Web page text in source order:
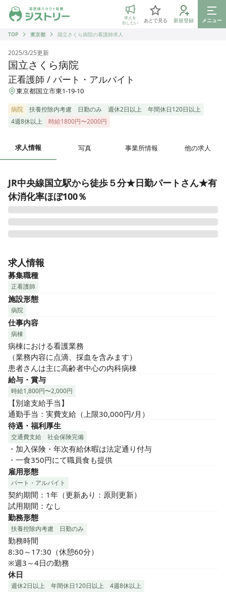
ジストリー 看護師の転職マッチング
求人を
出したい
あとで見る 新規登録
メニュー
TOP
東京都 国立さくら病院の看護師求人
2025/3/25更新
国立さくら病院
正看護師 / パート・アルバイト
東京都国立市東1-19-10
病院 扶養控除内考慮 日勤のみ 週休2日以上
年間休日120日以上
4週8休以上
時給1800円〜2000円
求人情報 写真 事業所情報 他の求人
JR中央線国立駅から徒歩５分★日勤パートさん★有
休消化率ほぼ100％
て開院いたしました。以来、地域の皆さまの健康をお守りし
てきました。
多様化するニーズや患者さま数の増加に対応するため増築・
増床を行い、2005年6月より「国立さくら病院」として急性
期疾患を抱える患者様に対して、総合的な診療を行っていま
す。
病棟は一般内科病棟で患者さんは高齢者が中心です。
日本手外科学会認定の専門医による「手外科」や経鼻内視
鏡、体外衝撃波結石破砕装置（ESWL）の導入なども特徴的で
す。また人工透析や在宅訪問診療にも力を入れていれてお
り、地域医療への貢献を深めています。
日勤のみなのでプライベートとの両立もしやすい環境です。
事前見学をご希望の方も歓迎です。ご応募お待ちしていま
す。
求人情報
募集職種
正看護師
施設形態
病院
仕事内容
病棟
病棟における看護業務
（業務内容に点滴、採血を含みます）
患者さんは主に高齢者中心の内科病棟
給与・賞与
時給1,800円〜2,000円
【別途支給手当】
通勤手当：実費支給（上限30,000円/月）
待遇・福利厚生
交通費支給 社会保険完備
・加入保険・年次有給休暇は法定通り付与
・一食350円にて職員食も提供
雇用形態
パート・アルバイト
契約期間：1年（更新あり：原則更新）
試用期間：なし
勤務形態
扶養控除内考慮 日勤のみ
勤務時間
8:30～17:30（休憩60分）
※週3～4日の勤務
休日
週休2日以上 年間休日120日以上 4週8休以上